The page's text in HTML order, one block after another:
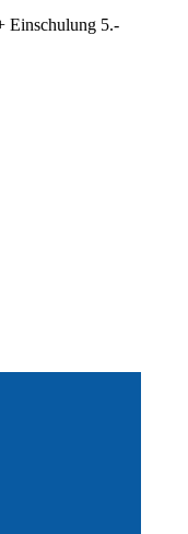
Einschulung 5.-